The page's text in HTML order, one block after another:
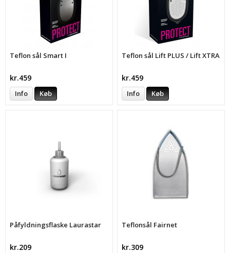
Teflon sål Smart I
kr.459
Info Køb
Teflon sål Lift PLUS / Lift XTRA
kr.459
Info Køb
Påfyldningsflaske Laurastar
kr.209
Teflonsål Fairnet
kr.309